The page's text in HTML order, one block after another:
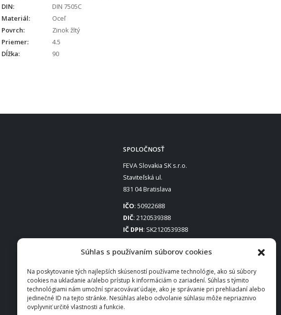
Súhlas s používaním súborov cookies
Na poskytovanie tých najlepších skúseností používame technológie, ako sú súbory
cookies na ukladanie a/alebo prístup k informáciám o zariadení. Súhlas s týmito
technológiami nám umožní spracovávať údaje, ako je správanie pri prehliadaní alebo
jedinečné ID na tejto stránke. Nesúhlas alebo odvolanie súhlasu môže nepriaznivo
ovplyvniť určité vlastnosti a funkcie.
DIN:
DIN 7505C
Materiál:
Oceľ
Povrch:
Zinok žltý
Priemer:
4.5
Dĺžka:
90
SPOLOČNOSŤ
FEVA Slovakia SK s.r.o.
Staviteľská ul.
831 04 Bratislava
IČO: 50922688
DIČ: 2120539388
IČ DPH: SK2120539388